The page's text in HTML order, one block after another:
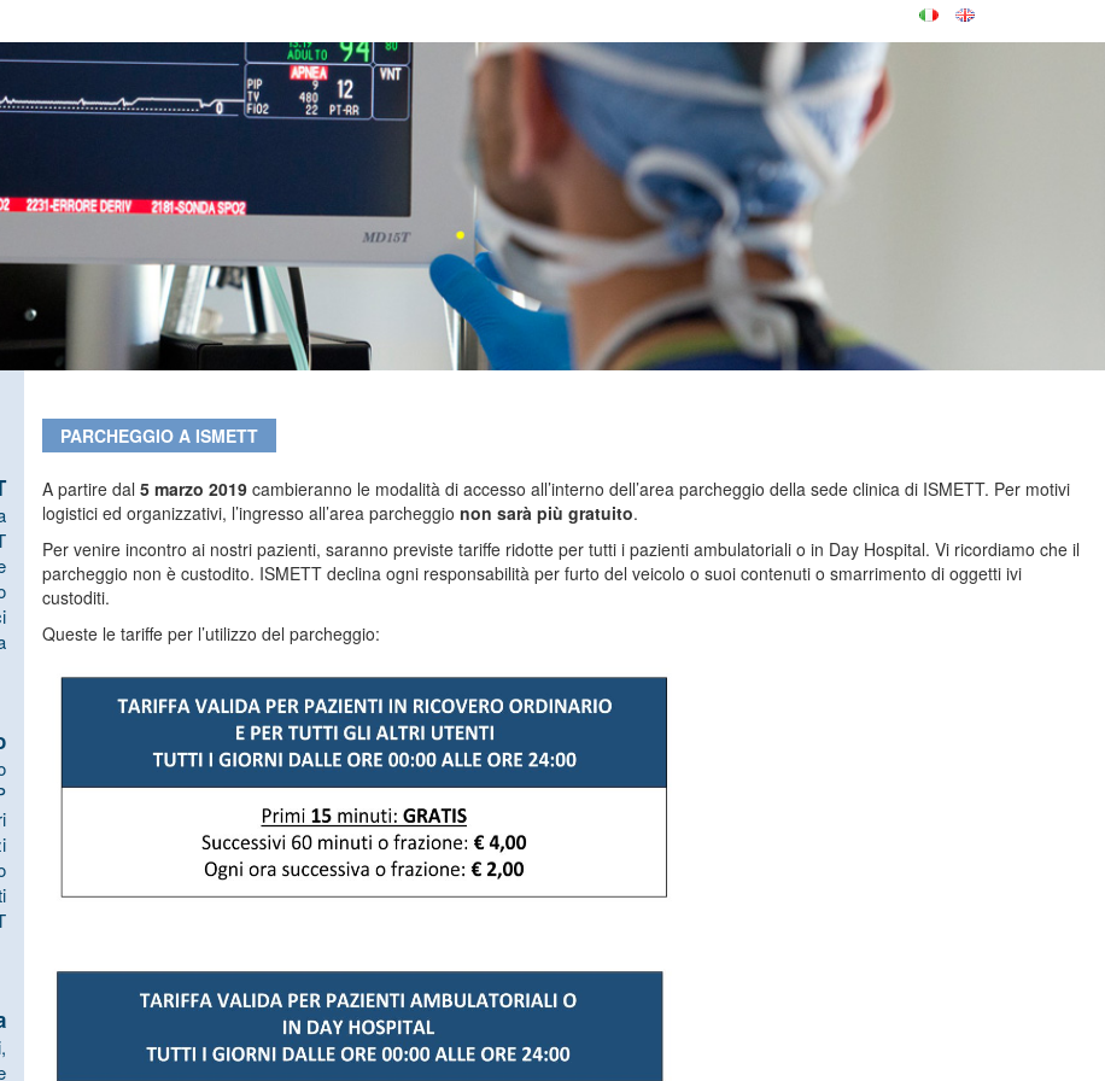
PARCHEGGIO A ISMETT
A partire dal 5 marzo 2019 cambieranno le modalità di accesso all’interno dell’area parcheggio della sede clinica di ISMETT. Per motivi
logistici ed organizzativi, l’ingresso all’area parcheggio non sarà più gratuito.
Per venire incontro ai nostri pazienti, saranno previste tariffe ridotte per tutti i pazienti ambulatoriali o in Day Hospital. Vi ricordiamo che il
parcheggio non è custodito. ISMETT declina ogni responsabilità per furto del veicolo o suoi contenuti o smarrimento di oggetti ivi
custoditi.
Queste le tariffe per l’utilizzo del parcheggio: